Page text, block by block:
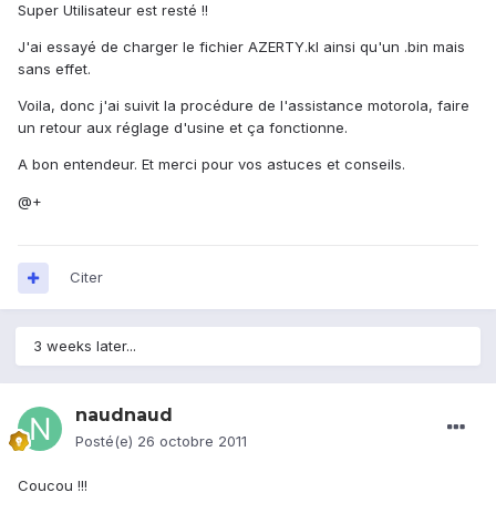
Super Utilisateur est resté !!
J'ai essayé de charger le fichier AZERTY.kl ainsi qu'un .bin mais
sans effet.
Voila, donc j'ai suivit la procédure de l'assistance motorola, faire
un retour aux réglage d'usine et ça fonctionne.
A bon entendeur. Et merci pour vos astuces et conseils.
@+
Citer
3 weeks later...
naudnaud
Posté(e) 26 octobre 2011
Coucou !!!